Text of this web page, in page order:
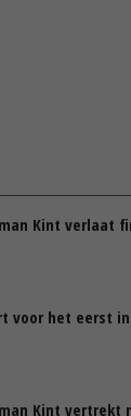
Kint verlaat
voor het eerst
Kint vertrekt